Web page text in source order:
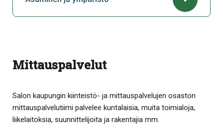
Mittauspalvelut
Salon kaupungin kiinteistö- ja mittauspalvelujen osaston
mittauspalvelutiimi palvelee kuntalaisia, muita toimialoja,
liikelaitoksia, suunnittelijoita ja rakentajia mm.